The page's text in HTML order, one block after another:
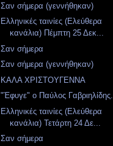
Σαν σήμερα (γεννήθηκαν)
Ελληνικές ταινίες (Ελεύθερα
κανάλια) Πέμπτη 25 Δεκ...
Σαν σήμερα
Σαν σήμερα (γεννήθηκαν)
ΚΑΛΑ ΧΡΙΣΤΟΥΓΕΝΝΑ
"Έφυγε" ο Παύλος Γαβριηλίδης.
Ελληνικές ταινίες (Ελεύθερα
κανάλια) Τετάρτη 24 Δε...
Σαν σήμερα